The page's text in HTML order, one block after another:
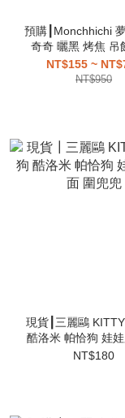
預購┃Monchhichi
奇奇 曬黑 烤焦 吊
NT$155 ~
NT$950
現貨┃三麗鷗
酷洛米 帕恰狗 娃娃
圍兜兜
NT$180